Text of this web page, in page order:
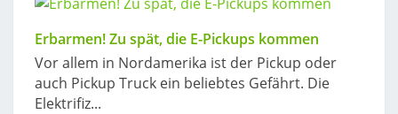
Erbarmen! Zu spät, die E-Pickups kommen
Vor allem in Nordamerika ist der Pickup oder
auch Pickup Truck ein beliebtes Gefährt. Die
Elektrifiz...